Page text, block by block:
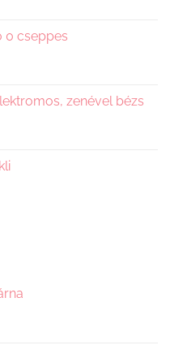
0 cseppes
zenével bézs